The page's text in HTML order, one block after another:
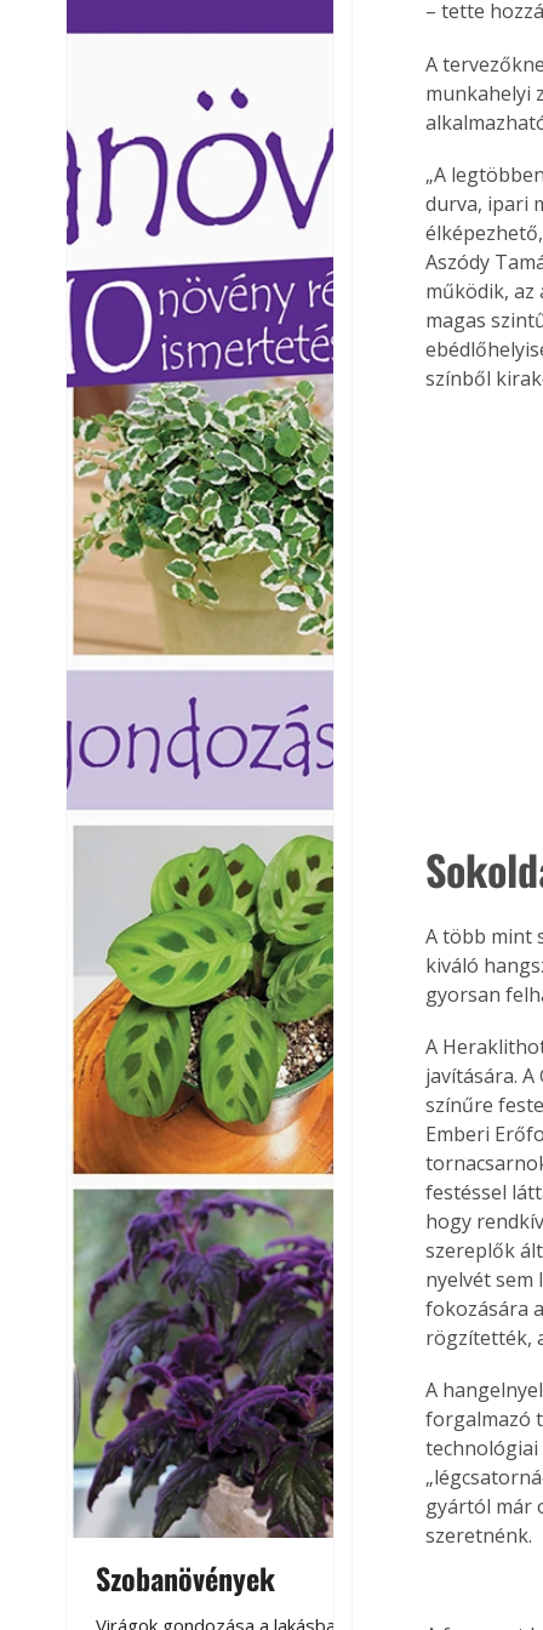
Ezermester
Laptapir kényelmes
mert: – t
Szobanövények
teraszon,
– tette
A
munkahelyi
„A
durva, ipari
Aszódy
működik, az
magas
színből
A több mint
kiváló
gyorsan
A
javítására.
színűre
Emberi
festéssel
hogy
szereplők
nyelvét sem
fokozására
rögzítették,
A
forgalmazó
gyártól már
szeretnénk.